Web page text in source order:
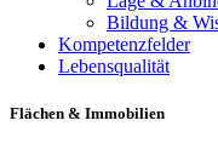
Bildung &
Kompetenzfelder
Lebensqualität
Flächen & Immobilien